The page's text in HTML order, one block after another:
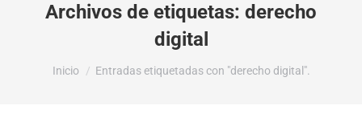
Archivos de etiquetas: derecho
digital
Estás aquí:
Inicio Entradas etiquetadas con "derecho digital".